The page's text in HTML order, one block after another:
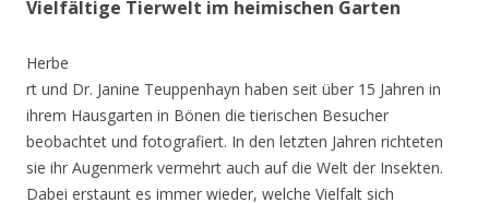
Vielfältige Tierwelt im heimischen Garten
Herbe
rt und Dr. Janine Teuppenhayn haben seit über 15 Jahren in
ihrem Hausgarten in Bönen die tierischen Besucher
beobachtet und fotografiert. In den letzten Jahren richteten
sie ihr Augenmerk vermehrt auch auf die Welt der Insekten.
Dabei erstaunt es immer wieder, welche Vielfalt sich